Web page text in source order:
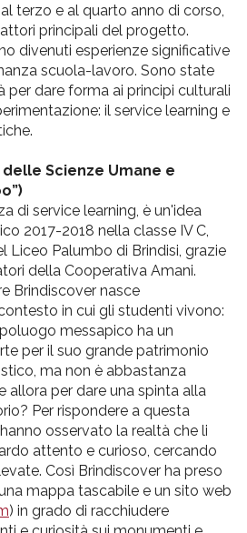
terzo e al quarto anno di corso,
principali del progetto.
divenuti esperienze significative
scuola-lavoro. Sono state
per dare forma ai principi culturali
il service learning e
Scienze Umane e
di service learning, è un'idea
2017-2018 nella classe IV C,
Liceo Palumbo di Brindisi, grazie
della Cooperativa Amani.
Brindiscover nasce
in cui gli studenti vivono:
messapico ha un
per il suo grande patrimonio
ma non è abbastanza
allora per dare una spinta alla
Per rispondere a questa
osservato la realtà che li
attento e curioso, cercando
Così Brindiscover ha preso
mappa tascabile e un sito web
) in grado di racchiudere